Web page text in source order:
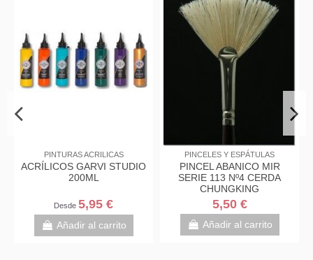
PINTURAS ACRILICAS
GARVI STUDIO
5,95 €
Añadir al carrito
PINCELES Y ESPÁTULAS
PINCEL ABANICO MIR
SERIE 113 Nº4 CERDA
CHUNGKING
Añadir al carrito